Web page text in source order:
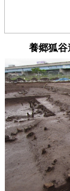
養郷狐